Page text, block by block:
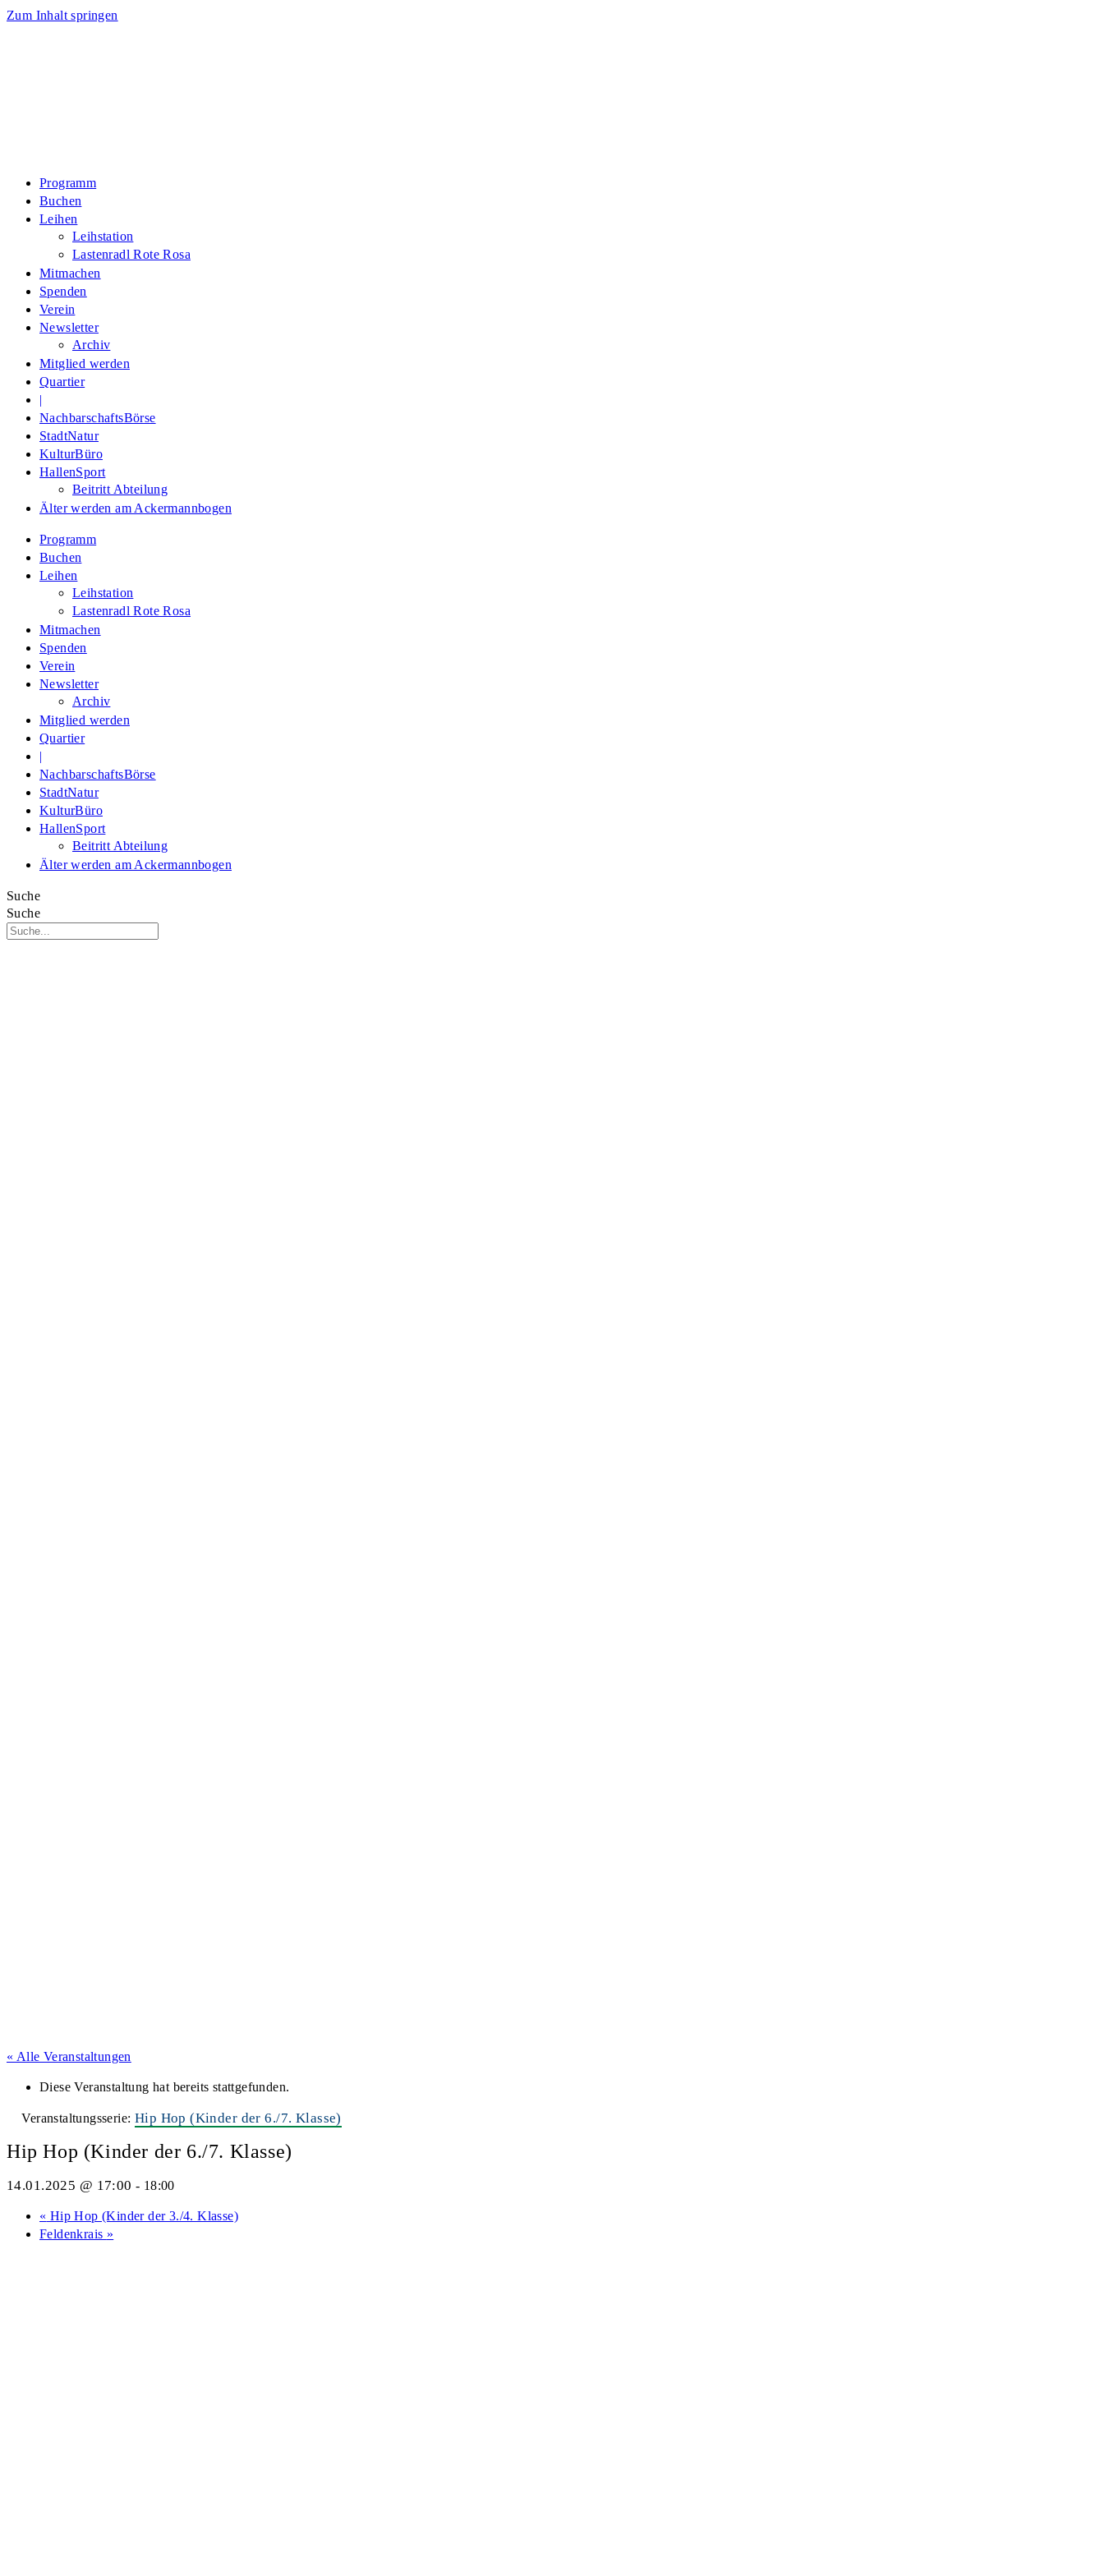
Zum Inhalt springen
Programm
Buchen
Leihen
Leihstation
Lastenradl Rote Rosa
Mitmachen
Spenden
Verein
Newsletter
Archiv
Mitglied werden
Quartier
|
NachbarschaftsBörse
StadtNatur
KulturBüro
HallenSport
Beitritt Abteilung
Älter werden am Ackermannbogen
Programm
Buchen
Leihen
Leihstation
Lastenradl Rote Rosa
Mitmachen
Spenden
Verein
Newsletter
Archiv
Mitglied werden
Quartier
|
NachbarschaftsBörse
StadtNatur
KulturBüro
HallenSport
Beitritt Abteilung
Älter werden am Ackermannbogen
Suche
Suche
« Alle Veranstaltungen
Diese Veranstaltung hat bereits stattgefunden.
Veranstaltungsserie: Hip Hop (Kinder der 6./7. Klasse)
Hip Hop (Kinder der 6./7. Klasse)
14.01.2025 @ 17:00 - 18:00
« Hip Hop (Kinder der 3./4. Klasse)
Feldenkrais »